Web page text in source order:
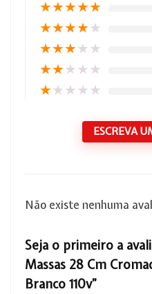
★★★★★
★★★★★
★★★★★
★★★★★
★★★★★
ESCREVA
Não existe nenhuma
Seja o primeiro a
Massas 28 Cm
Branco 110v”